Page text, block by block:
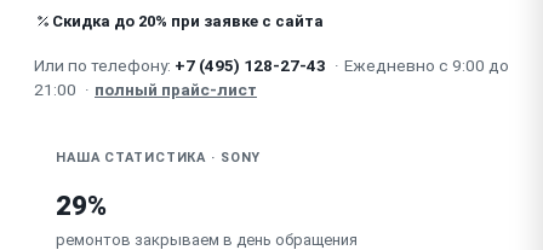
Посторонний шум / фон / помехи
Скидка до 20% при заявке с сайта
Или по телефону: +7 (495) 128-27-43 · Ежедневно с 9:00 до
21:00 · полный прайс-лист
НАША СТАТИСТИКА · SONY
29%
ремонтов закрываем в день обращения